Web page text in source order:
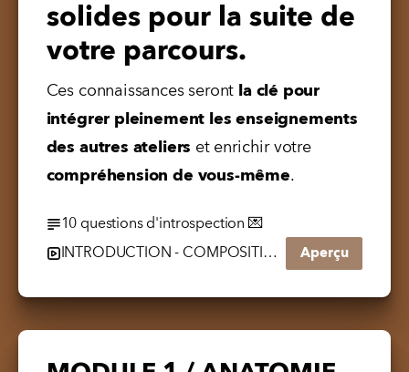
solides pour la suite de
votre parcours.
Ces connaissances seront la clé pour
intégrer pleinement les enseignements
des autres ateliers
et enrichir votre
compréhension de vous-même.
10 questions d'introspection 💌
INTRODUCTION - COMPOSITION ENERGETIQUE.mp4
Aperçu